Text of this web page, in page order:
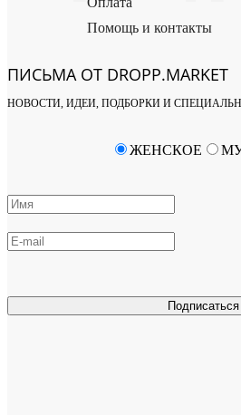
Помощь и контакты
ПИСЬМА ОТ DROPP.MARKET
НОВОСТИ, ИДЕИ, ПОДБОРКИ И
Подписаться
ЖЕНСКОЕ